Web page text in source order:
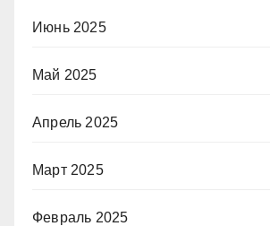
Июнь 2025
Май 2025
Апрель 2025
Март 2025
Февраль 2025